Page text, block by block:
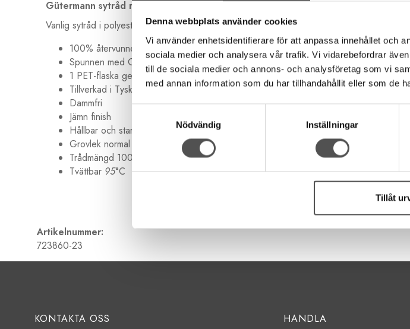
Denna webbplats använder cookies
Vi använder enhetsidentifierare för att anpassa innehållet och
sociala medier och analysera vår trafik. Vi vidarebefordrar
till de sociala medier och annons- och analysföretag som vi
med annan information som du har tillhandahållit eller som de
Nödvändig
Inställningar
Tillåt
Gütermann sytråd rPET 100 m
Vanlig sytråd i polyester i fin Gütermann-kvalitet som är tillverkad från återvunna PET-
100% återvunnen polyester
Spunnen med Gütermann MCT
1 PET-flaska ger 1000 m tråd
Tillverkad i Tyskland
Dammfri
Jämn finish
Hållbar och stark
Grovlek normal Nr 100
Trådmängd 100 meter
Tvättbar 95°C
Artikelnummer:
723860-23
KONTAKTA OSS
HANDLA